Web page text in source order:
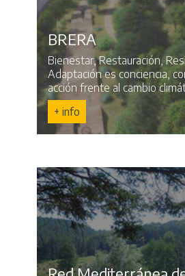
BRERA
Bienestar, Restauración,
Adaptación es conciencia,
acción frente al cambio
+ info